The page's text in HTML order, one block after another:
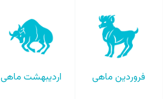
فروردین ماهی اردیبهشت ماهی